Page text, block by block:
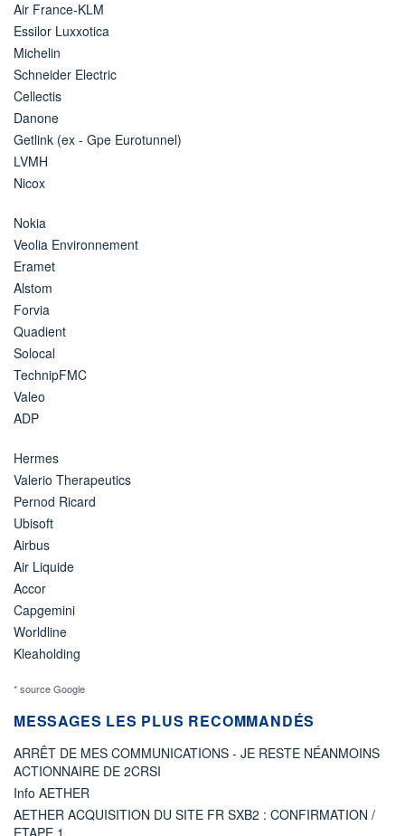
Air France-KLM
Essilor Luxxotica
Michelin
Schneider Electric
Cellectis
Danone
Getlink (ex - Gpe Eurotunnel)
LVMH
Nicox
Nokia
Veolia Environnement
Eramet
Alstom
Forvia
Quadient
Solocal
TechnipFMC
Valeo
ADP
Hermes
Valerio Therapeutics
Pernod Ricard
Ubisoft
Airbus
Air Liquide
Accor
Capgemini
Worldline
Kleaholding
* source Google
MESSAGES LES PLUS RECOMMANDÉS
ARRÊT DE MES COMMUNICATIONS - JE RESTE NÉANMOINS
ACTIONNAIRE DE 2CRSI
Info AETHER
AETHER ACQUISITION DU SITE FR SXB2 : CONFIRMATION /
ETAPE 1